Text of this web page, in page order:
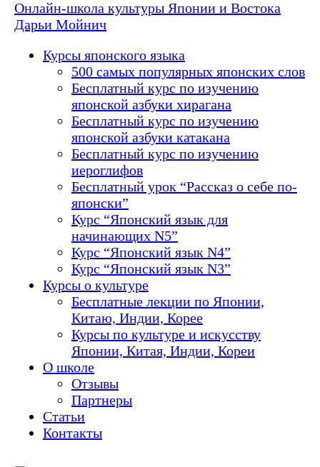
Онлайн-школа культуры Японии и Востока
Дарьи Мойнич
Курсы японского языка
500 самых популярных японских слов
Бесплатный курс по изучению
японской азбуки хирагана
Бесплатный курс по изучению
японской азбуки катакана
Бесплатный курс по изучению
иероглифов
Бесплатный урок “Рассказ о себе по-
японски”
Курс “Японский язык для
начинающих N5”
Курс “Японский язык N4”
Курс “Японский язык N3”
Курсы о культуре
Бесплатные лекции по Японии,
Китаю, Индии, Корее
Курсы по культуре и искусству
Японии, Китая, Индии, Кореи
О школе
Отзывы
Партнеры
Статьи
Контакты